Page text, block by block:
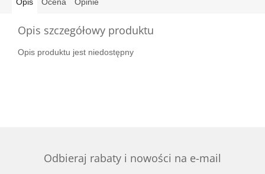
Opis szczegółowy produktu
Opis produktu jest niedostępny
Odbieraj rabaty i nowości na e-mail